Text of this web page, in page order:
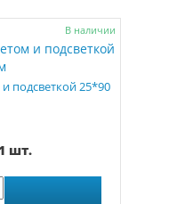
В наличии
подсветкой 25*90
шт.